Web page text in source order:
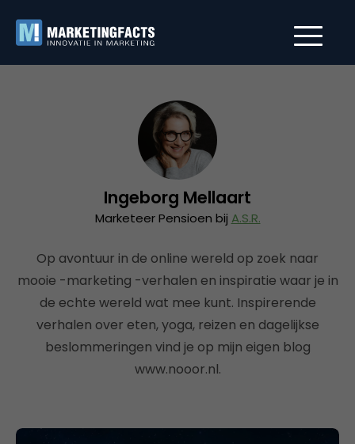
Ingeborg Mellaart
Marketeer Pensioen bij A.S.R.
Op avontuur in de online wereld op zoek naar
mooie -marketing -verhalen en inspiratie waar je in
de echte wereld wat mee kunt. Inspirerende
verhalen over eten, yoga, reizen en dagelijkse
beslommeringen vind je op mijn eigen blog
www.nooor.nl.